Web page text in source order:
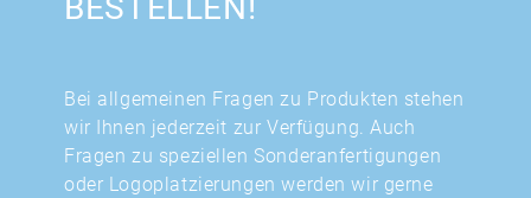
Bei allgemeinen Fragen zu Produkten stehen
wir Ihnen jederzeit zur Verfügung. Auch
Fragen zu speziellen Sonderanfertigungen
oder Logoplatzierungen werden wir gerne